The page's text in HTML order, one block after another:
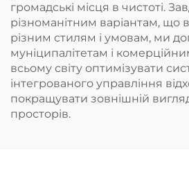
громадські місця в чистоті.
різноманітним варіантам, що
різним стилям і умовам, ми
муніципалітетам і
всьому світу оптимізувати
інтегрованого управління
покращувати зовнішній
просторів.